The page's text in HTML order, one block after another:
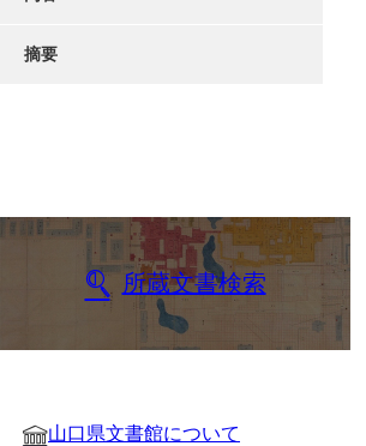
摘要
所蔵文書検索
山口県文書館について